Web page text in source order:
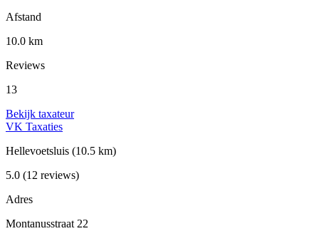
Afstand
10.0 km
Reviews
13
Bekijk taxateur
VK Taxaties
Hellevoetsluis (10.5 km)
5.0 (12 reviews)
Adres
Montanusstraat 22